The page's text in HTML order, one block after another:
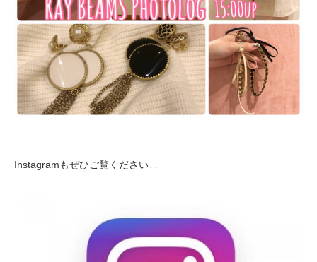
Instagramもぜひご覧ください↓↓